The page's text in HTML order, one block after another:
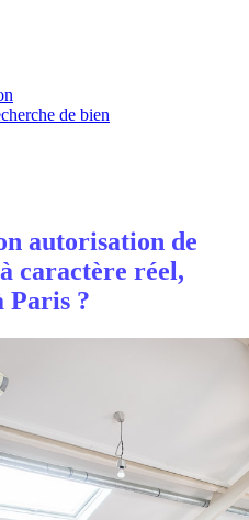
de bien
autorisation de
caractère réel,
Paris ?